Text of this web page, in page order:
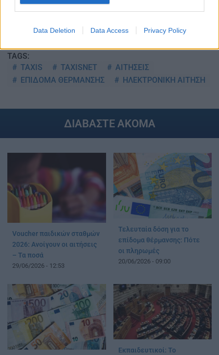
Data Deletion Data Access Privacy Policy
TAGS:
TAXIS
TAXISNET
ΑΙΤΗΣΕΙΣ
ΕΠΙΔΟΜΑ ΘΕΡΜΑΝΣΗΣ
ΗΛΕΚΤΡΟΝΙΚΗ ΑΙΤΗΣΗ
ΔΙΑΒΑΣΤΕ ΑΚΟΜΑ
Voucher παιδικών σταθμών
2026: Ανοίγουν οι αιτήσεις
– Τα ποσά
29/06/2026 - 12:53
Τελευταία δόση για το
επίδομα θέρμανσης: Πότε
οι πληρωμές
20/06/2026 - 09:00
Εκπαιδευτικοί: Το